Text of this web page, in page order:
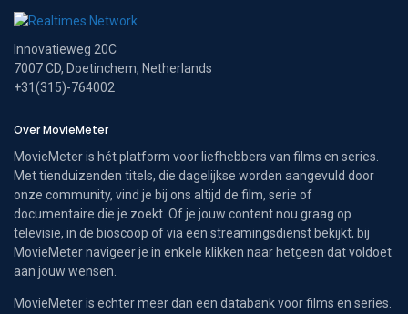
Innovatieweg 20C
7007 CD, Doetinchem, Netherlands
+31(315)-764002
Over MovieMeter
MovieMeter is hét platform voor liefhebbers van films en series.
Met tienduizenden titels, die dagelijkse worden aangevuld door
onze community, vind je bij ons altijd de film, serie of
documentaire die je zoekt. Of je jouw content nou graag op
televisie, in de bioscoop of via een streamingsdienst bekijkt, bij
MovieMeter navigeer je in enkele klikken naar hetgeen dat voldoet
aan jouw wensen.
MovieMeter is echter meer dan een databank voor films en series.